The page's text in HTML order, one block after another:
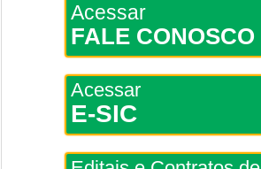
Acessar
FALE CONOSCO
Acessar
E-SIC